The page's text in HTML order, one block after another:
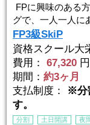
FPに興味のある
グで、一人一人に
FP3級SkiP
資格スクール大
費用：
67,320 円
期間： 約3ヶ月
支払制度：
※分
す。
分割 土日開講 夜